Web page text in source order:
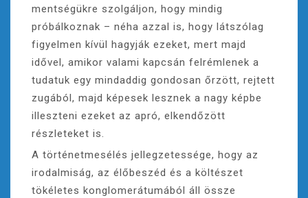
mentségükre szolgáljon, hogy mindig
próbálkoznak – néha azzal is, hogy látszólag
figyelmen kívül hagyják ezeket, mert majd
idővel, amikor valami kapcsán felrémlenek a
tudatuk egy mindaddig gondosan őrzött, rejtett
zugából, majd képesek lesznek a nagy képbe
illeszteni ezeket az apró, elkendőzött
részleteket is.
A történetmesélés jellegzetessége, hogy az
irodalmiság, az élőbeszéd és a költészet
tökéletes konglomerátumából áll össze